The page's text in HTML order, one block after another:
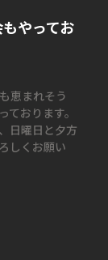
やってお
恵まれそう
おります。
日曜日と夕方
しくお願い